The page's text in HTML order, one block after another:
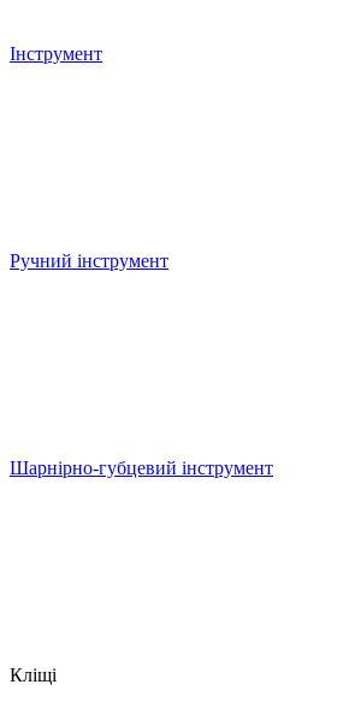
Інструмент
Ручний інструмент
Шарнірно-губцевий інструмент
Кліщі